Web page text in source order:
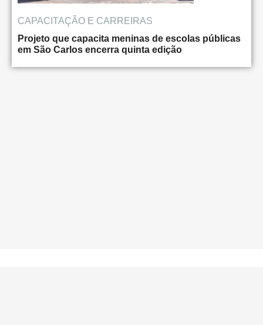
CAPACITAÇÃO E CARREIRAS
Projeto que capacita meninas de escolas públicas
em São Carlos encerra quinta edição